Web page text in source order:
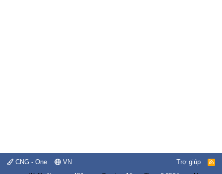
CNG - One VN Trợ giúp
R